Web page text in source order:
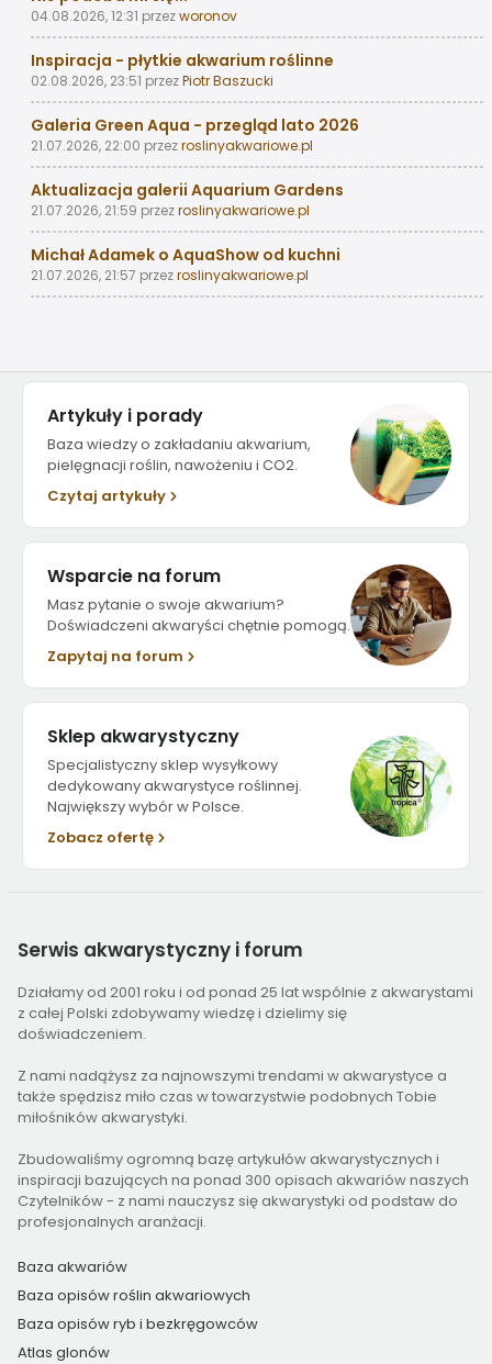
04.08.2026, 12:31 przezworonov
Inspiracja - płytkie akwarium roślinne
02.08.2026, 23:51 przezPiotr Baszucki
Galeria Green Aqua - przegląd lato 2026
21.07.2026, 22:00 przezroslinyakwariowe.pl
Aktualizacja galerii Aquarium Gardens
21.07.2026, 21:59 przezroslinyakwariowe.pl
Michał Adamek o AquaShow od kuchni
21.07.2026, 21:57 przezroslinyakwariowe.pl
Artykuły i porady
Baza wiedzy o zakładaniu akwarium,
pielęgnacji roślin, nawożeniu i CO2.
Czytaj artykuły
Wsparcie na forum
Masz pytanie o swoje akwarium?
Doświadczeni akwaryści chętnie pomogą.
Zapytaj na forum
Sklep akwarystyczny
Specjalistyczny sklep wysyłkowy
dedykowany akwarystyce roślinnej.
Największy wybór w Polsce.
Zobacz ofertę
Serwis akwarystyczny i forum
Działamy od 2001 roku i od ponad 25 lat wspólnie z akwarystami
z całej Polski zdobywamy wiedzę i dzielimy się
doświadczeniem.
Z nami nadążysz za najnowszymi trendami w akwarystyce a
także spędzisz miło czas w towarzystwie podobnych Tobie
miłośników akwarystyki.
Zbudowaliśmy ogromną bazę artykułów akwarystycznych i
inspiracji bazujących na ponad 300 opisach akwariów naszych
Czytelników - z nami nauczysz się akwarystyki od podstaw do
profesjonalnych aranżacji.
Baza akwariów
Baza opisów roślin akwariowych
Baza opisów ryb i bezkręgowców
Atlas glonów